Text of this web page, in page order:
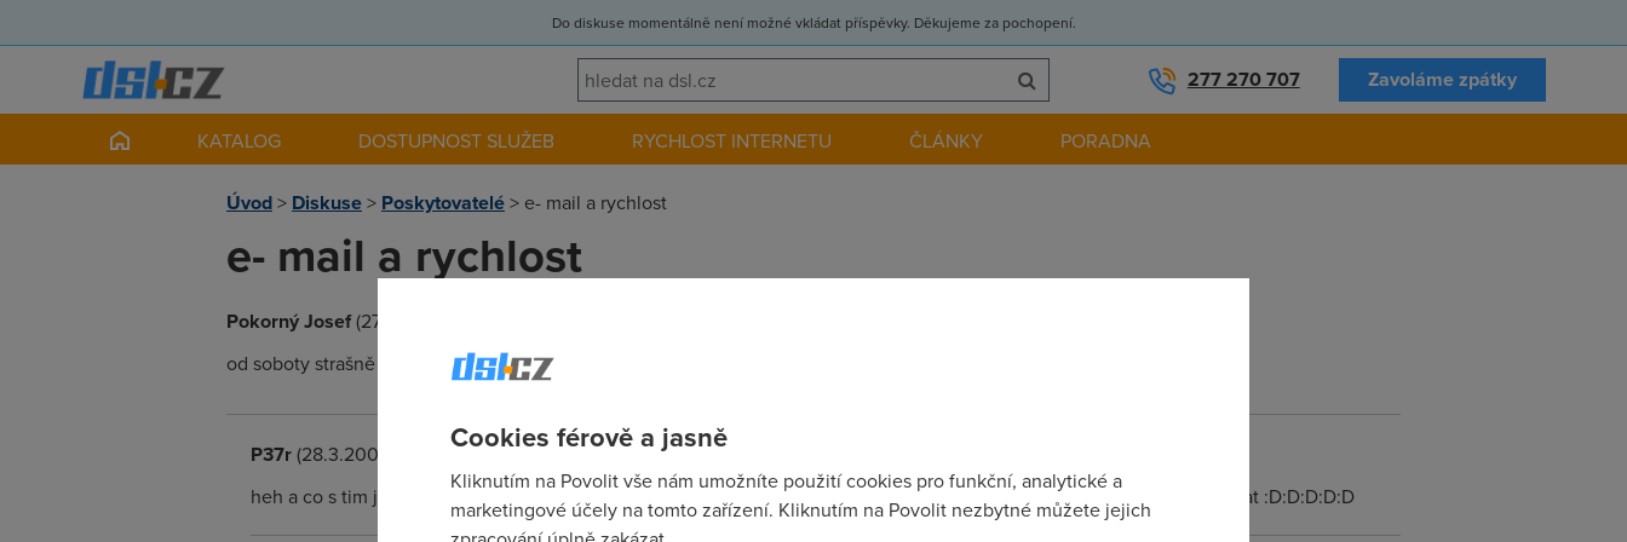
Do diskuse momentálně není možné vkládat příspěvky. Děkujeme za pochopení.
277 270 707 Zavoláme zpátky
KATALOG DOSTUPNOST SLUŽEB RYCHLOST INTERNETU ČLÁNKY PORADNA
Úvod> Diskuse> Poskytovatelé> e- mail a rychlost
e- mail a rychlost
Pokorný Josef(27.3.2006 21:45:25)
od soboty strašně pomálá rychlost 22 Kb a také pořád nejde odesílat e-mail přes Otlock,něco už konečně s tím udělejte
P37r(28.3.2006 15:12:08)
heh a co s tim jako mame delat, k cemu ste to zakladal jen abyste rekl ze mate pomalej mail a ze s tim mame neco delat :D:D:D:D:D
Cookies férově a jasně
Kliknutím na Povolit vše nám umožníte použití cookies pro funkční, analytické a
marketingové účely na tomto zařízení. Kliknutím na Povolit nezbytné můžete jejich